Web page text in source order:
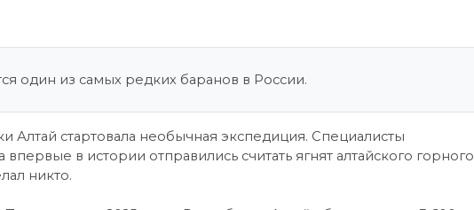
один из самых редких баранов в России.
Алтай стартовала необычная экспедиция. Специалисты
в истории отправились считать ягнят алтайского горного
никто.